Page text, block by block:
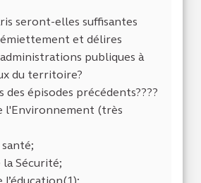
seront-elles suffisantes
et délires
publiques à
du territoire?
des épisodes précédents????
l'Environnement (très
la Sécurité;